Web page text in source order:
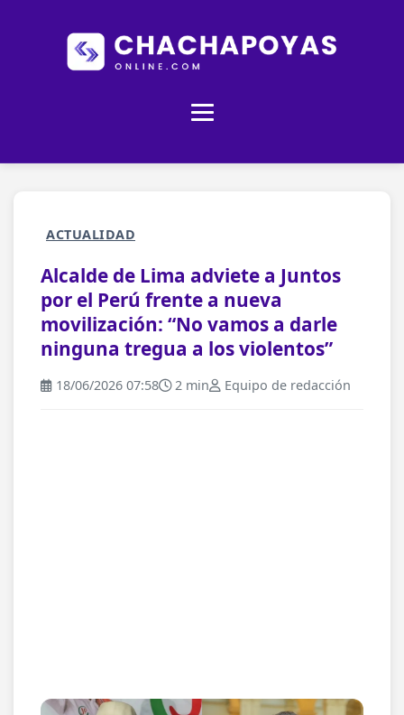
ACTUALIDAD
Alcalde de Lima adviete a Juntos
por el Perú frente a nueva
movilización: “No vamos a darle
ninguna tregua a los violentos”
18/06/2026 07:58 2 min Equipo de redacción